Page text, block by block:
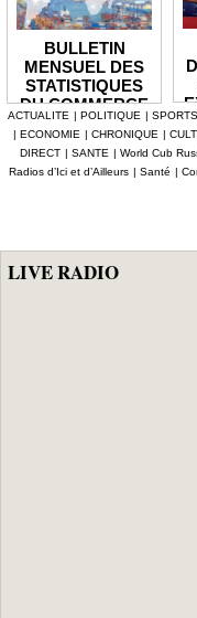
BULLETIN
MENSUEL DES
STATISTIQUES
DU COMMERCE
EXTERIEUR : Le
solde de la
balance
commerciale se
ACTUALITE | POLITIQUE | SPORTS
| ECONOMIE | CHRONIQUE |
DIRECT | SANTE | World Cub
Radios d’Ici et d’Ailleurs | Santé |
LIVE RADIO